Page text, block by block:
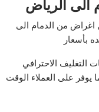
الرياض
من الدمام الى
بأسعار
التغليف الاحترافي
يوفر على العملاء الوقت